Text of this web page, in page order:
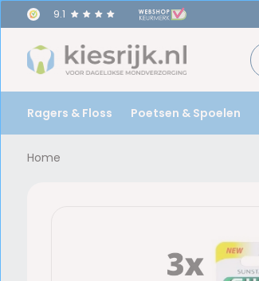
9.1
Ragers & Floss Poetsen & Spoelen
Home